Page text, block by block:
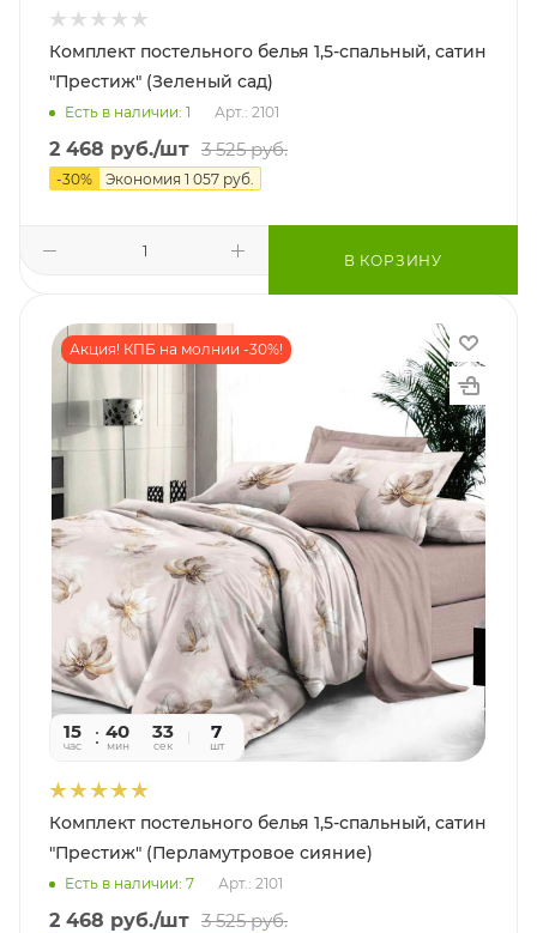
Комплект постельного белья 1,5-спальный, сатин
"Престиж" (Зеленый сад)
Есть в наличии: 1 Арт.: 2101
2 468 руб./шт 3 525руб.
-30% Экономия 1 057 руб.
В КОРЗИНУ
Акция! КПБ на молнии -30%!
15
час
40
мин
31
сек
7
шт
Комплект постельного белья 1,5-спальный, сатин
"Престиж" (Перламутровое сияние)
Есть в наличии: 7 Арт.: 2101
2 468 руб./шт 3 525руб.